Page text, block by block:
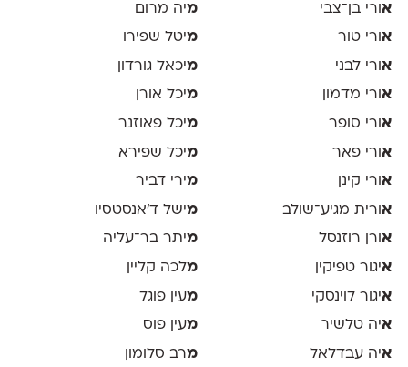
אורי בן־צבי
אורי טור
אורי לבני
אורי מדמון
אורי סופר
אורי פאר
אורי קינן
אורית מגיע־שולב
אורן רוזנסל
איגור טפיקין
איגור לוינסקי
איה טלשיר
איה עבדלאל
מיה מרום
מיטל שפירו
מיכאל גורדון
מיכל אורן
מיכל פאוזנר
מיכל שפירא
מירי דביר
מישל ד׳אנסטסיו
מיתר בר־עליה
מלכה קליין
מעין פוגל
מעין פוס
מרב סלומון